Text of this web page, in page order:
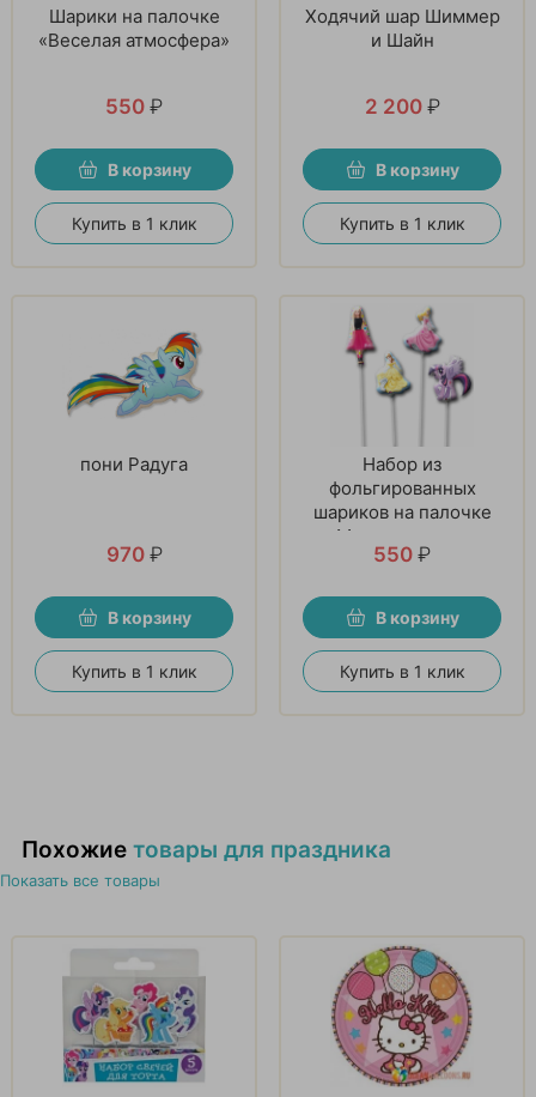
Шарики на палочке
«Веселая атмосфера»
550 ₽
В корзину
Купить в 1 клик
Ходячий шар Шиммер
и Шайн
2 200 ₽
В корзину
Купить в 1 клик
пони Радуга
970 ₽
В корзину
Купить в 1 клик
Набор из
фольгированных
шариков на палочке
«Мечта девочек»
550 ₽
В корзину
Купить в 1 клик
Похожие товары для праздника
Показать все товары